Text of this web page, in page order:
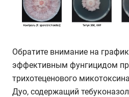
Обратите внимание на
эффективным фунгицидом
трихотеценового
Дуо, содержащий